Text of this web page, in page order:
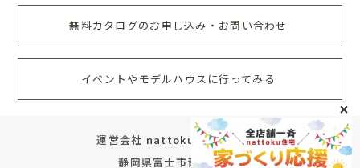
無料カタログのお申し込み・お問い合わせ
イベントやモデルハウスに行ってみる
運営会社 nattoku住宅株式会社
静岡県富士市青葉町572